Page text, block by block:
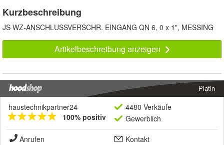
Kurzbeschreibung
JS WZ-ANSCHLUSSVERSCHR. EINGANG QN 6, 0 x 1", MESSING
Artikelbeschreibung anzeigen
Platin
haustechnikpartner24
100% positiv
4480 Verkäufe
Gewerblich
Anrufen
Kontakt